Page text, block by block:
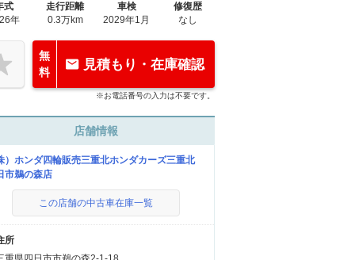
式
年
走行距離
0.3万km
車検
2029年1月
修復歴
なし
無
料
見積もり・在庫確認
※お電話番号の入力は不要です。
店舗情報
）ホンダ四輪販売三重北ホンダカーズ三重北
市鵜の森店
この店舗の中古車在庫一覧
所